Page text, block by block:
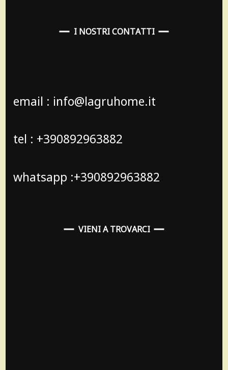
I NOSTRI CONTATTI
email : info@lagruhome.it
tel : +390892963882
whatsapp :+390892963882
VIENI A TROVARCI